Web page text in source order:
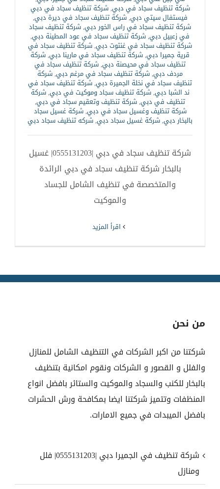
شركة تنظيف سجاد في دبي,شركة تنظيف سجاد في دبي
فيستفال سيتي دبي,شركة تنظيف سجاد في ديرة دبي,
شركة تنظيف سجاد في راس الخور دبي,شركة تنظيف سجاد
في زعبيل دبي,شركة تنظيف سجاد في عود المطينة دبي,
شركة تنظيف سجاد في غنتوت دبي,شركة تنظيف سجاد في
قرية جميرا دبي,شركة تنظيف سجاد في مارينا دبي,شركة
تنظيف سجاد في محيصنة دبي,شركة تنظيف سجاد في
مردف دبي,شركة تنظيف سجاد في مرغم دبي,شركة
تنظيف سجاد في نخلة الجميرة دبي,شركة تنظيف سجاد في
ند الشبا دبي,شركة تنظيف سجاد وموكيت في دبي,شركة
تنظيف في دبي,شركة تنظيف وتعقيم سجاد في دبي,
شركة تنظيف وغسيل سجاد في دبي,شركة غسيل سجاد
بالبخار دبي,شركة غسيل سجاد دبي,شركه تنظيف سجاد دبي
شركة تنظيف سجاد في دبي |0555131203| غسيل
بالبخار شركة تنظيف سجاد في دبي الرائدة
والمتخصصة في تنظيف الشامل للجساد
والموكيت
من نحن
شركتنا من اكبر الشركات في التنظيف الشامل للمنازل
والفلل و القصور و الشركات ونقوم امكانية بتنظيف
بالبخار للكنب والسجاد والموكيت والستائر بافضل انواع
المنظفات وتتميز شركتنا ايضا بمكافحة ورش الحشرات
بافضل الميبدات في جميع الامارات.
شركة تنظيف في الجميرا دبي |0555131203| فلل
ومنازل